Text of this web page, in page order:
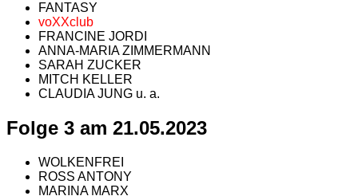
FANTASY
voXXclub
FRANCINE JORDI
ANNA-MARIA ZIMMERMANN
SARAH ZUCKER
MITCH KELLER
CLAUDIA JUNG u. a.
Folge 3 am 21.05.2023
WOLKENFREI
ROSS ANTONY
MARINA MARX